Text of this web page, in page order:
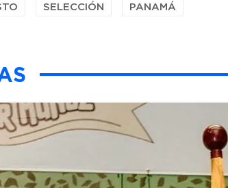
SELECCIÓN PANAMÁ